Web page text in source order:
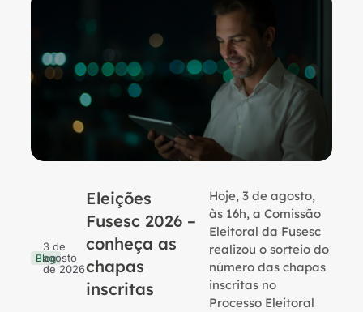
Blog
3 de
agosto
de 2026
Eleições
Fusesc 2026 –
conheça as
chapas
inscritas
Hoje, 3 de agosto,
às 16h, a Comissão
Eleitoral da Fusesc
realizou o sorteio do
número das chapas
inscritas no
Processo Eleitoral